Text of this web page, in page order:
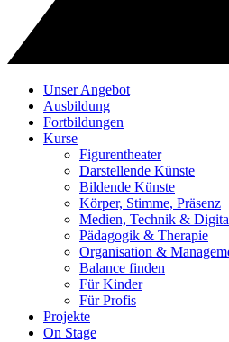
Unser Angebot
Ausbildung
Fortbildungen
Kurse
Figurentheater
Darstellende Künste
Bildende Künste
Körper, Stimme, Präsenz
Medien, Technik &
Pädagogik & Therapie
Organisation &
Balance finden
Für Kinder
Für Profis
Projekte
On Stage